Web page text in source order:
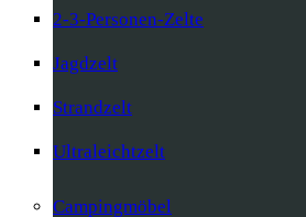
2-3-Personen-Zelte
Jagdzelt
Strandzelt
Ultraleichtzelt
Campingmöbel